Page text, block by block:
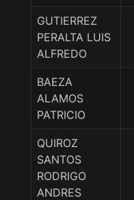
GUTIERREZ
PERALTA LUIS
ALFREDO
BAEZA
ALAMOS
PATRICIO
QUIROZ
SANTOS
RODRIGO
ANDRES